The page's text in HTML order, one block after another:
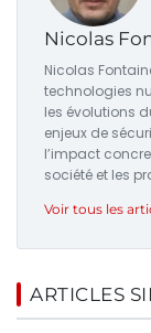
Nicolas
Nicolas
technologies
les évolutions
enjeux de
l’impact
société et les
Voir tous les
ARTICLES